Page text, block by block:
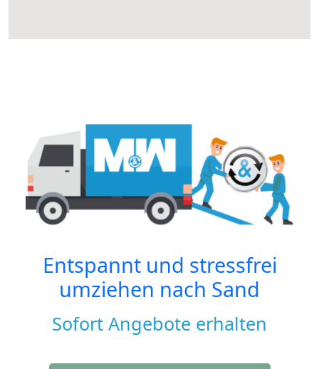
Entspannt und stressfrei
umziehen nach Sand
Sofort Angebote erhalten